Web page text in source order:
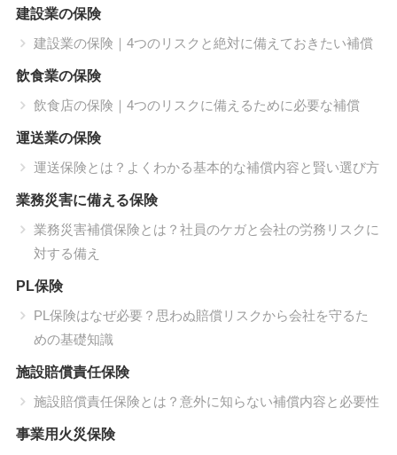
建設業の保険
建設業の保険｜4つのリスクと絶対に備えておきたい補償
飲食業の保険
飲食店の保険｜4つのリスクに備えるために必要な補償
運送業の保険
運送保険とは？よくわかる基本的な補償内容と賢い選び方
業務災害に備える保険
業務災害補償保険とは？社員のケガと会社の労務リスクに
対する備え
PL保険
PL保険はなぜ必要？思わぬ賠償リスクから会社を守るた
めの基礎知識
施設賠償責任保険
施設賠償責任保険とは？意外に知らない補償内容と必要性
事業用火災保険